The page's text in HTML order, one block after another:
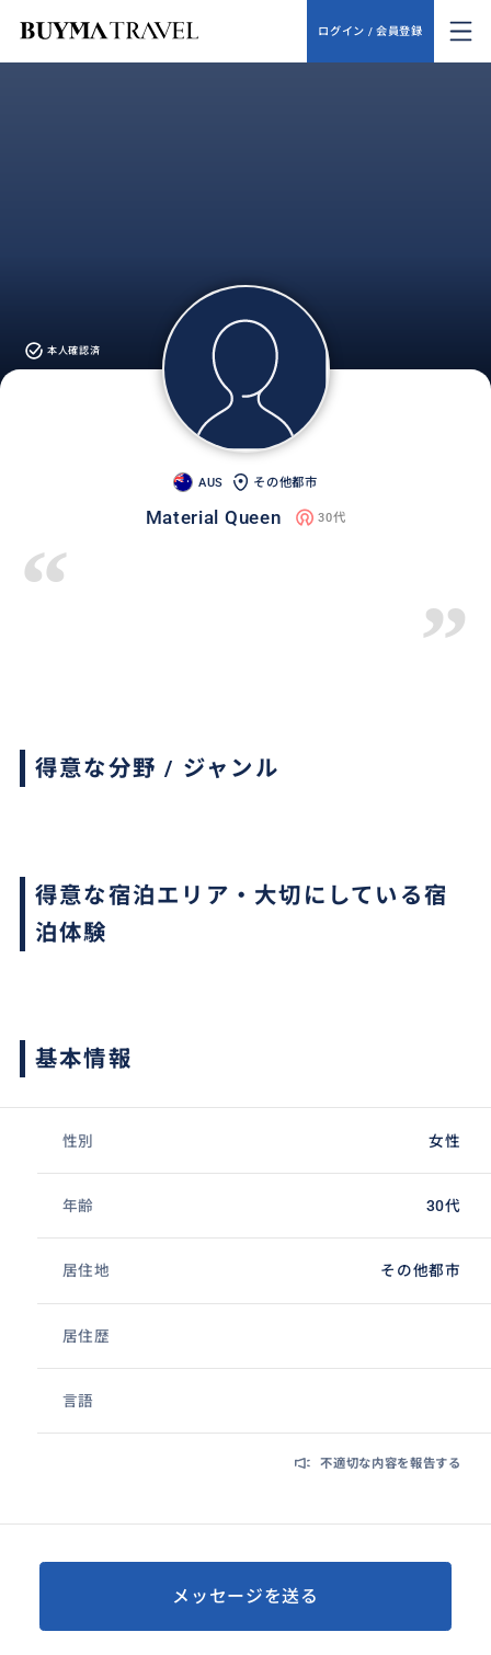
ログイン / 会員登録
本人確認済
AUS その他都市
Material Queen 30代
“ ”
得意な分野 / ジャンル
得意な宿泊エリア・大切にしている宿
泊体験
基本情報
性別 女性
年齢 30代
居住地 その他都市
居住歴
言語
不適切な内容を報告する
メッセージを送る